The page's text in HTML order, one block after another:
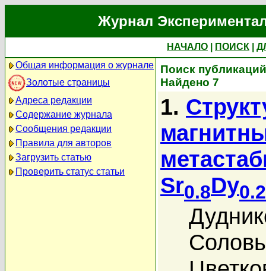
Журнал
НАЧАЛО ПОИСК
Общая информация о журнале
Золотые страницы
Адреса редакции
Содержание журнала
Сообщения редакции
Правила для авторов
Загрузить статью
Проверить статус статьи
Поиск
Найдено 7
1.
Sr0.8Dy0.2